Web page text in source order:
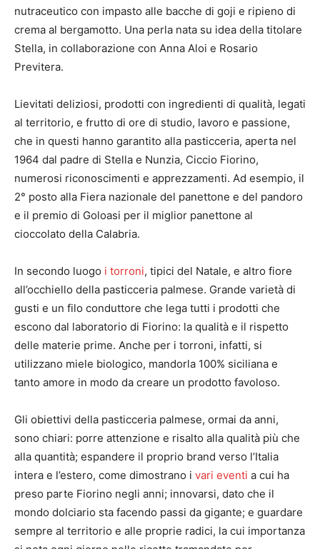
nutraceutico con impasto alle bacche di goji e ripieno di
crema al bergamotto. Una perla nata su idea della titolare
Stella, in collaborazione con Anna Aloi e Rosario
Previtera.
Lievitati deliziosi, prodotti con ingredienti di qualità, legati
al territorio, e frutto di ore di studio, lavoro e passione,
che in questi hanno garantito alla pasticceria, aperta nel
1964 dal padre di Stella e Nunzia, Ciccio Fiorino,
numerosi riconoscimenti e apprezzamenti. Ad esempio, il
2° posto alla Fiera nazionale del panettone e del pandoro
e il premio di Goloasi per il miglior panettone al
cioccolato della Calabria.
In secondo luogo i torroni, tipici del Natale, e altro fiore
all’occhiello della pasticceria palmese. Grande varietà di
gusti e un filo conduttore che lega tutti i prodotti che
escono dal laboratorio di Fiorino: la qualità e il rispetto
delle materie prime. Anche per i torroni, infatti, si
utilizzano miele biologico, mandorla 100% siciliana e
tanto amore in modo da creare un prodotto favoloso.
Gli obiettivi della pasticceria palmese, ormai da anni,
sono chiari: porre attenzione e risalto alla qualità più che
alla quantità; espandere il proprio brand verso l’Italia
intera e l’estero, come dimostrano i vari eventi a cui ha
preso parte Fiorino negli anni; innovarsi, dato che il
mondo dolciario sta facendo passi da gigante; e guardare
sempre al territorio e alle proprie radici, la cui importanza